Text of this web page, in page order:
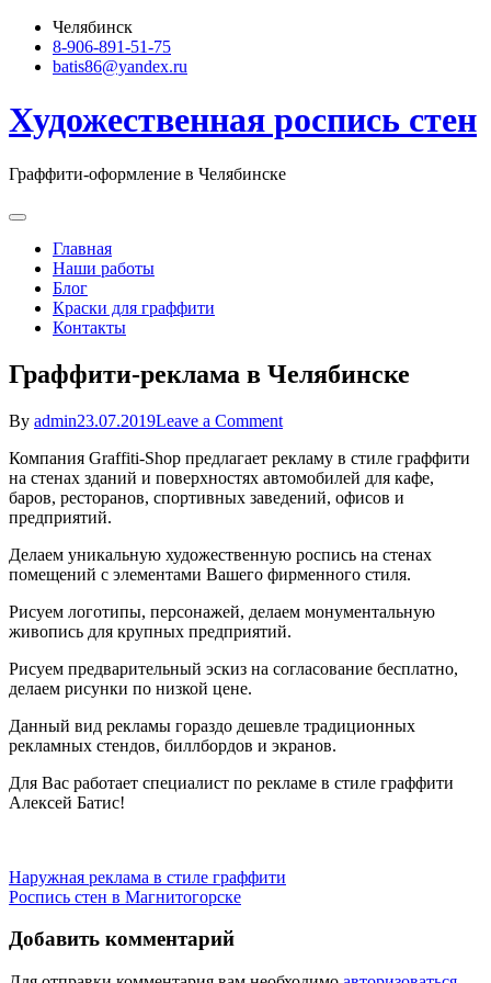
Skip
content
Челябинск
8-906-891-51-75
batis86@yandex.ru
Художественная роспись стен
Граффити-оформление в Челябинске
Главная
Наши работы
Блог
Краски для граффити
Контакты
Граффити-реклама в Челябинске
By admin23.07.2019Leave a Commenton
реклама
в
Челябинске
Компания Graffiti-Shop предлагает рекламу в стиле граффити
на стенах зданий и поверхностях автомобилей для кафе,
баров, ресторанов, спортивных заведений, офисов и
предприятий.
Делаем уникальную художественную роспись на стенах
помещений с элементами Вашего фирменного стиля.
Рисуем логотипы, персонажей, делаем монументальную
живопись для крупных предприятий.
Рисуем предварительный эскиз на согласование бесплатно,
делаем рисунки по низкой цене.
Данный вид рекламы гораздо дешевле традиционных
рекламных стендов, биллбордов и экранов.
Для Вас работает специалист по рекламе в стиле граффити
Алексей Батис!
Навигация
по
записям
Наружная реклама в стиле граффити
Роспись стен в Магнитогорске
Добавить комментарий